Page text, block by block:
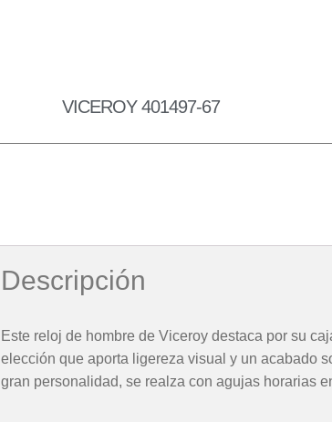
VICEROY 401497-67
Descripción
Este reloj de hombre de Viceroy destaca por su
elección que aporta ligereza visual y un acabado
gran personalidad, se realza con agujas horarias